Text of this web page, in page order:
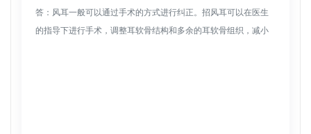
答：风耳一般可以通过手术的方式进行纠正。招风耳可以在医生
的指导下进行手术，调整耳软骨结构和多余的耳软骨组织，减小